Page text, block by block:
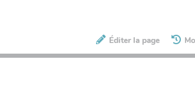
Éditer la page